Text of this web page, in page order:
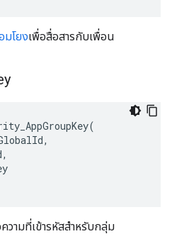
มโยงเพื่อสื่อสารกับเพื่อน
วามที่เข้ารหัสสำหรับกลุ่ม